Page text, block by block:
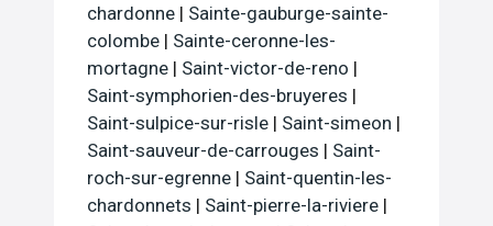
chardonne | Sainte-gauburge-sainte-
colombe | Sainte-ceronne-les-
mortagne | Saint-victor-de-reno |
Saint-symphorien-des-bruyeres |
Saint-sulpice-sur-risle | Saint-simeon |
Saint-sauveur-de-carrouges | Saint-
roch-sur-egrenne | Saint-quentin-les-
chardonnets | Saint-pierre-la-riviere |